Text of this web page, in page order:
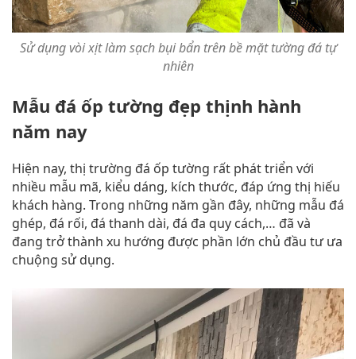
Sử dụng vòi xịt làm sạch bụi bẩn trên bề mặt tường đá tự
nhiên
Mẫu đá ốp tường đẹp thịnh hành
năm nay
Hiện nay, thị trường đá ốp tường rất phát triển với
nhiều mẫu mã, kiểu dáng, kích thước, đáp ứng thị hiếu
khách hàng. Trong những năm gần đây, những mẫu đá
ghép, đá rối, đá thanh dài, đá đa quy cách,… đã và
đang trở thành xu hướng được phần lớn chủ đầu tư ưa
chuộng sử dụng.